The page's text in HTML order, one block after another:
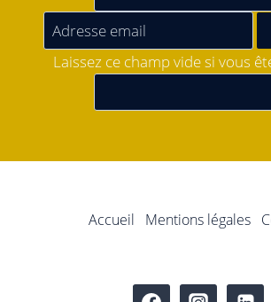
Laissez ce champ vide si vous
Accueil Mentions légales